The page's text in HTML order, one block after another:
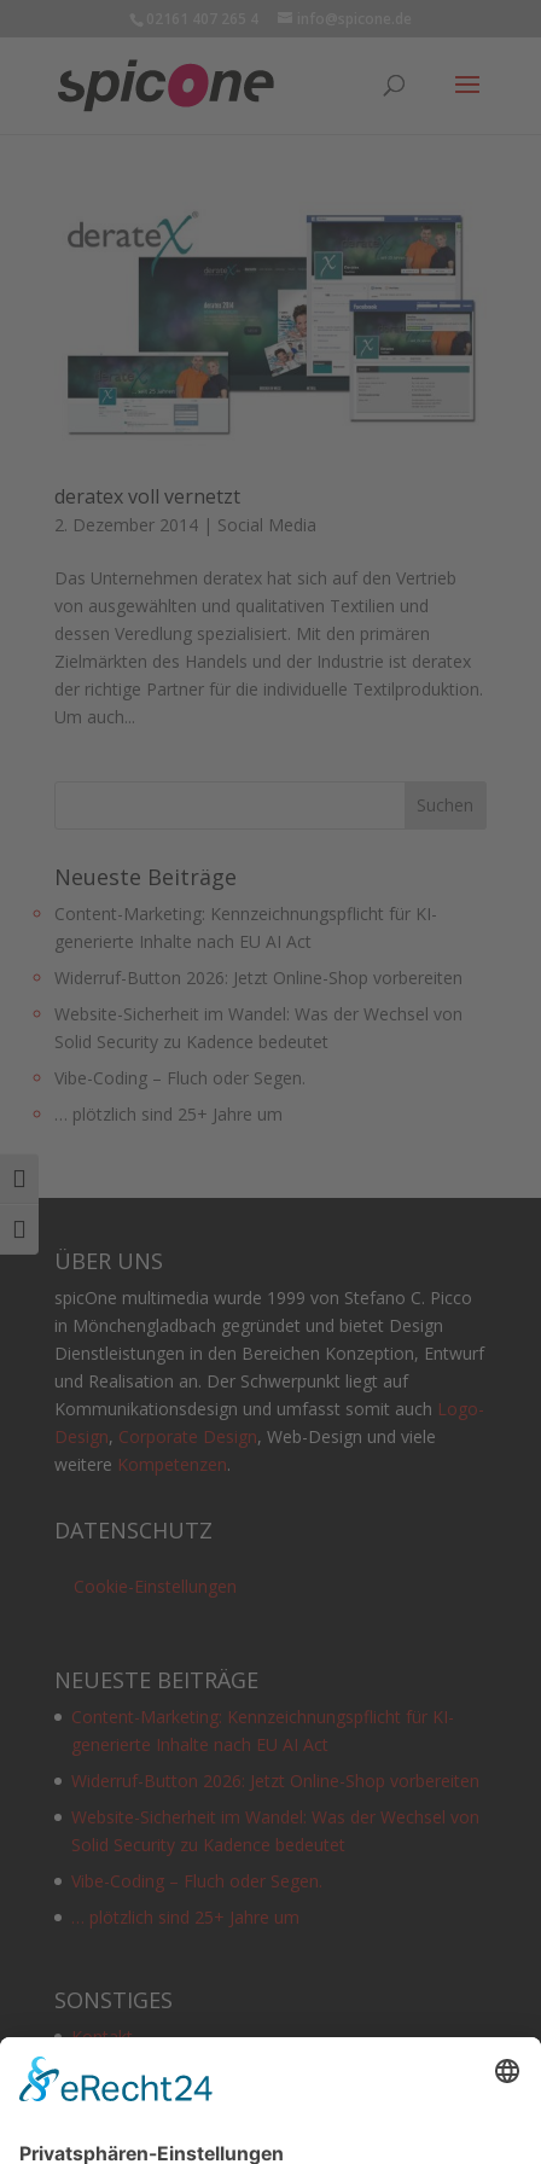
Umschalten auf hohe Kontraste
Schrift vergrößern
deratex voll vernetzt
2. Dezember 2014| Social Media
Das Unternehmen deratex hat sich auf den Vertrieb
von ausgewählten und qualitativen Textilien und
dessen Veredlung spezialisiert. Mit den primären
Zielmärkten des Handels und der Industrie ist deratex
der richtige Partner für die individuelle Textilproduktion.
Um auch...
Neueste Beiträge
Content-Marketing: Kennzeichnungspflicht für KI-
generierte Inhalte nach EU AI Act
Widerruf-Button 2026: Jetzt Online-Shop vorbereiten
Website-Sicherheit im Wandel: Was der Wechsel von
Solid Security zu Kadence bedeutet
Vibe-Coding – Fluch oder Segen.
… plötzlich sind 25+ Jahre um
ÜBER UNS
spicOne multimedia wurde 1999 von Stefano C. Picco
in Mönchengladbach gegründet und bietet Design
Dienstleistungen in den Bereichen Konzeption, Entwurf
und Realisation an. Der Schwerpunkt liegt auf
Kommunikationsdesign und umfasst somit auch Logo-
Design, Corporate Design, Web-Design und viele
weitere Kompetenzen.
DATENSCHUTZ
Cookie-Einstellungen
NEUESTE BEITRÄGE
Content-Marketing: Kennzeichnungspflicht für KI-
generierte Inhalte nach EU AI Act
Widerruf-Button 2026: Jetzt Online-Shop vorbereiten
Website-Sicherheit im Wandel: Was der Wechsel von
Solid Security zu Kadence bedeutet
Vibe-Coding – Fluch oder Segen.
… plötzlich sind 25+ Jahre um
SONSTIGES
Kontakt
Schlagworte
Impressum
Datenschutz